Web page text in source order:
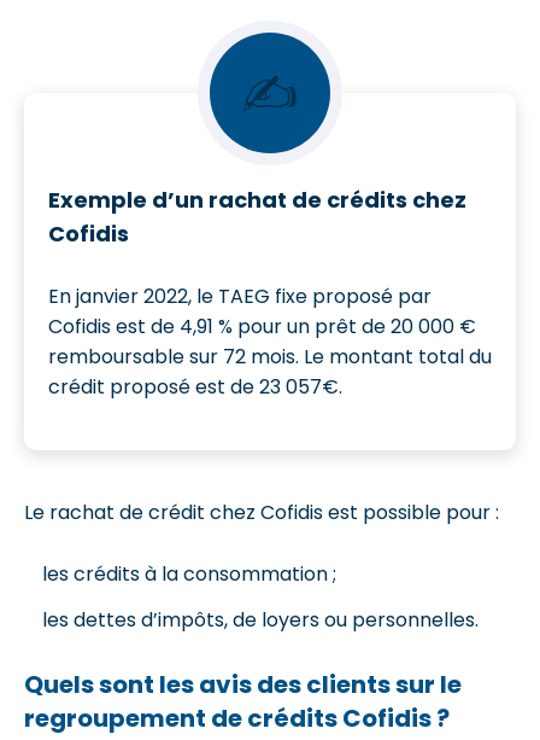
✍
Exemple d’un rachat de crédits chez
Cofidis
En janvier 2022, le TAEG fixe proposé par
Cofidis est de 4,91 % pour un prêt de 20 000 €
remboursable sur 72 mois. Le montant total du
crédit proposé est de 23 057€.
Le rachat de crédit chez Cofidis est possible pour :
les crédits à la consommation ;
les dettes d’impôts, de loyers ou personnelles.
Quels sont les avis des clients sur le
regroupement de crédits Cofidis ?